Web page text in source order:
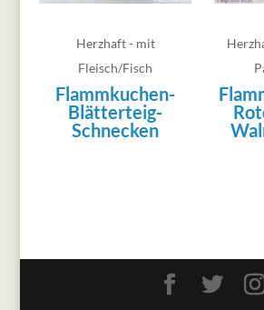
Herzhaft - mit
Fleisch/Fisch
Flammkuchen-
Blätterteig-
Schnecken